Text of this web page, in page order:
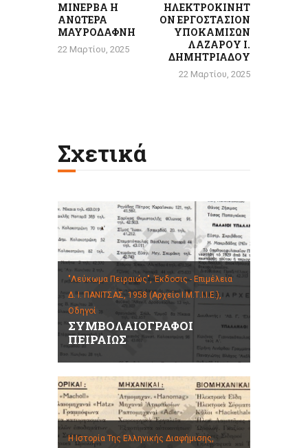
ΜΙΝΕΡΒΑ Η
ΑΝΩΤΕΡΑ
ΜΑΥΡΟΔΑΦΝΗ
22 Μαρτίου, 2025
ΗΛΕΚΤΡΟΚΙΝΗΤ
ΟΝ ΕΡΓΟΣΤΑΣΙΟΝ
ΥΠΟΚΑΜΙΣΩΝ
ΛΑΖΑΡΟΥ Ι.
ΔΗΜΗΤΡΙΑΔΟΥ
22 Μαρτίου, 2025
Σχετικά
"Λεύκωμα Πειραιώς", Έκδοσις - Επιμέλεια
Δ. Ι. ΠΑΝΙΤΣΑΣ, 1958 (Αρχείο Ι.Μ.Τ.Ι.Ι.Ε.),
Οδηγοί
ΣΥΜΒΟΛΑΙΟΓΡΑΦΟΙ
ΠΕΙΡΑΙΩΣ
Η Ιστορία Της Ελληνικής Διαφήμισης,